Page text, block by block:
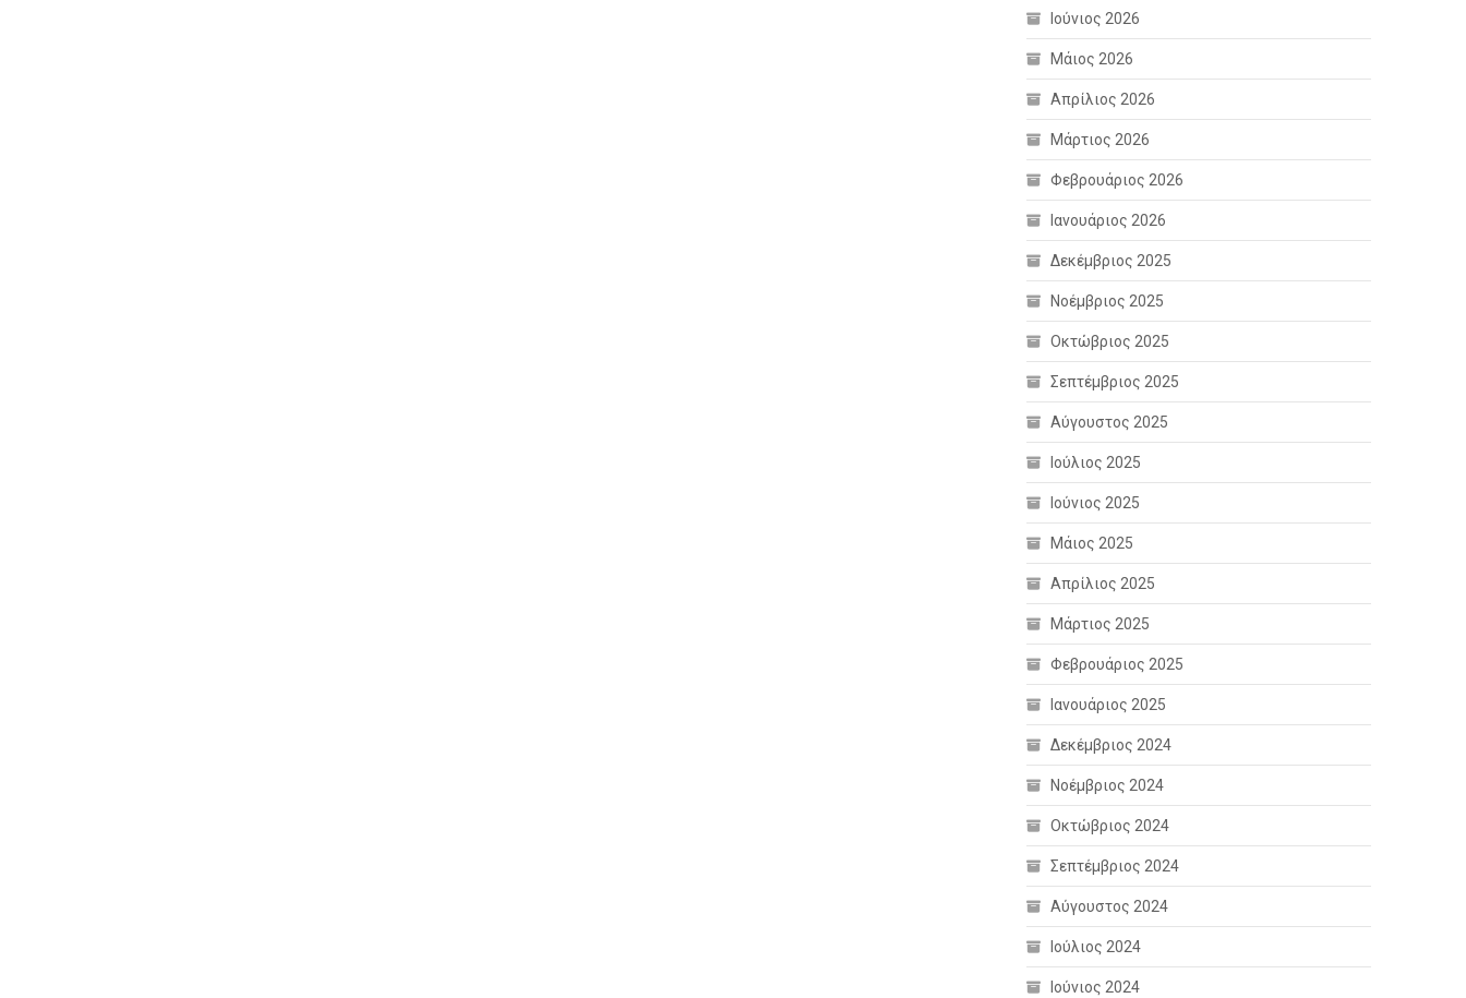
Ιούνιος 2026
Μάιος 2026
Απρίλιος 2026
Μάρτιος 2026
Φεβρουάριος 2026
Ιανουάριος 2026
Δεκέμβριος 2025
Νοέμβριος 2025
Οκτώβριος 2025
Σεπτέμβριος 2025
Αύγουστος 2025
Ιούλιος 2025
Ιούνιος 2025
Μάιος 2025
Απρίλιος 2025
Μάρτιος 2025
Φεβρουάριος 2025
Ιανουάριος 2025
Δεκέμβριος 2024
Νοέμβριος 2024
Οκτώβριος 2024
Σεπτέμβριος 2024
Αύγουστος 2024
Ιούλιος 2024
Ιούνιος 2024